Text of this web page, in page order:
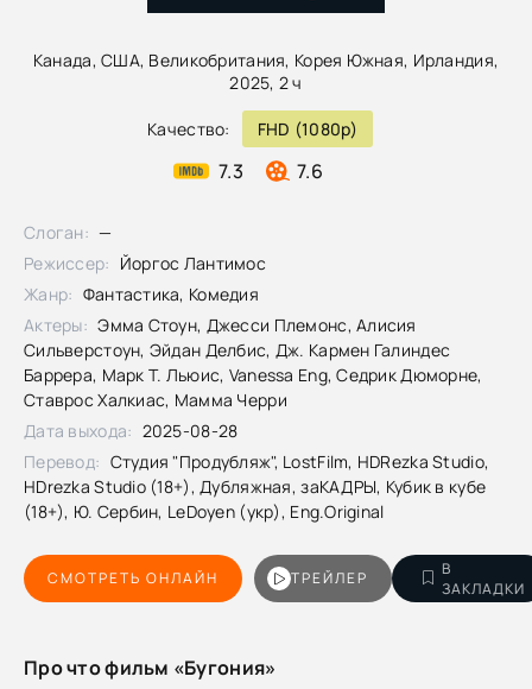
Канада, США, Великобритания, Корея Южная, Ирландия,
2025, 2 ч
Качество: FHD (1080p)
7.3 7.6
СМОТРЕТЬ ОНЛАЙН ТРЕЙЛЕР
В
ЗАКЛАДКИ
Слоган: —
Режиссер: Йоргос Лантимос
Жанр: Фантастика, Комедия
Актеры: Эмма Стоун, Джесси Племонс, Алисия
Сильверстоун, Эйдан Делбис, Дж. Кармен Галиндес
Баррера, Марк Т. Льюис, Vanessa Eng, Седрик Дюморне,
Ставрос Халкиас, Мамма Черри
Дата выхода: 2025-08-28
Перевод: Студия "Продубляж", LostFilm, HDRezka Studio,
HDrezka Studio (18+), Дубляжная, заКАДРЫ, Кубик в кубе
(18+), Ю. Сербин, LeDoyen (укр), Eng.Original
Про что фильм «Бугония»